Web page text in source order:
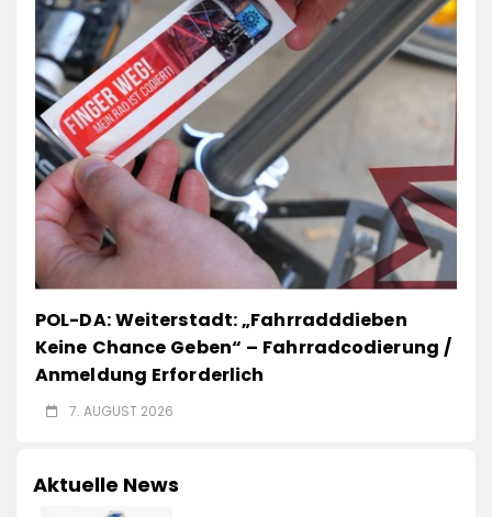
POL-DA: Weiterstadt: „Fahrradddieben
Keine Chance Geben“ – Fahrradcodierung /
Anmeldung Erforderlich
7. AUGUST 2026
Aktuelle News